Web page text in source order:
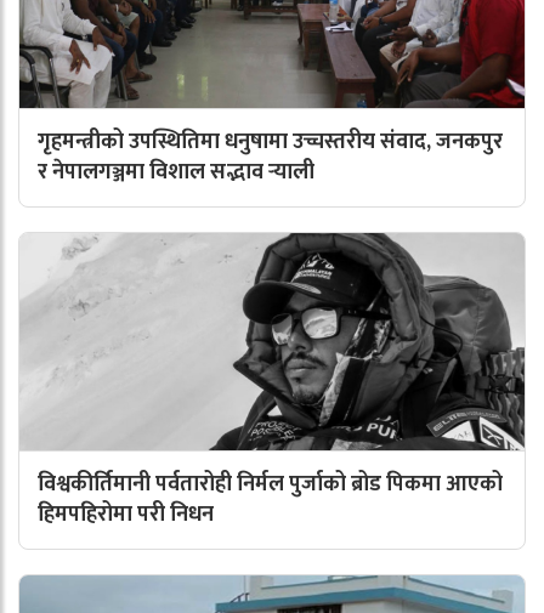
गृहमन्त्रीको उपस्थितिमा धनुषामा उच्चस्तरीय संवाद, जनकपुर
र नेपालगञ्जमा विशाल सद्भाव र्‍याली
विश्वकीर्तिमानी पर्वतारोही निर्मल पुर्जाको ब्रोड पिकमा आएको
हिमपहिरोमा परी निधन